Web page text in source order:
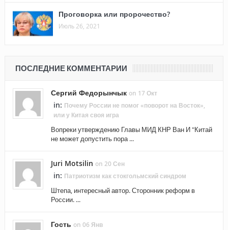
Проговорка или пророчество?
Июль 26, 2021
ПОСЛЕДНИЕ КОММЕНТАРИИ
Сергий Федорынчык on 17 Окт
in: Почему России не помог «поворот на Восток»,
или у Китая своя игра
Вопреки утверждению Главы МИД КНР Ван И "Китай
не может допустить пора ...
Juri Motsilin on 20 Сен
in: Патриотизм как стокгольмский синдром
Штепа, интересный автор. Сторонник реформ в
России. ...
Гость on 06 Янв